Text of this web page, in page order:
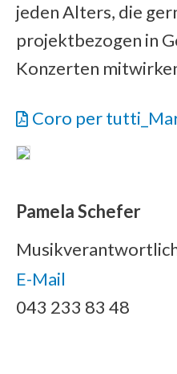
jeden Alters, die
projektbezogen in
Konzerten
Coro per
Pamela Schefer
E-Mail
043 233 83 48